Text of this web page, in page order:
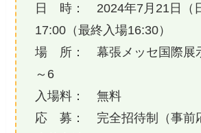
日 時： 2024年7月21日（
17:00（最終入場16:30）
場 所： 幕張メッセ国際展
～6
入場料： 無料
応 募： 完全招待制（事前